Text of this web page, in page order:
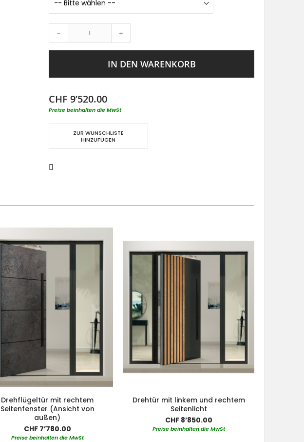
- +
IN DEN WARENKORB
CHF 9’520.00
Preise beinhalten die MwSt
ZUR WUNSCHLISTE
HINZUFÜGEN
Drehflügeltür mit rechtem
Seitenfenster (Ansicht von
außen)
CHF 7’780.00
Preise beinhalten die MwSt
Drehtür mit linkem und rechtem
Seitenlicht
CHF 8’850.00
Preise beinhalten die MwSt